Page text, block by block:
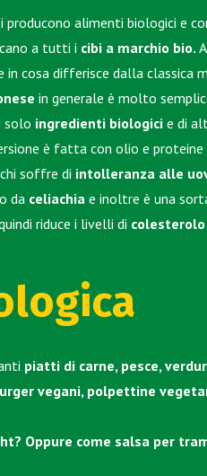
producono alimenti biologici e
a tutti i cibi a marchio bio.
in cosa differisce dalla classica
in generale è molto
solo ingredienti biologici e di
è fatta con olio e
soffre di intolleranza alle
da celiachia e inoltre è una
riduce i livelli di colesterolo
piatti di carne, pesce,
vegani, polpettine
Oppure come salsa per